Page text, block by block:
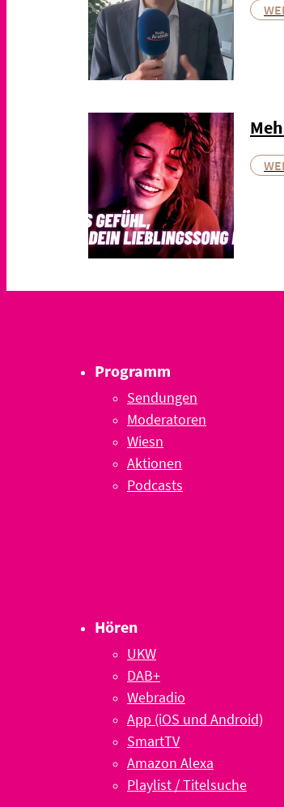
Programm
Sendungen
Moderatoren
Wiesn
Aktionen
Podcasts
Hören
UKW
DAB+
Webradio
App (iOS und Android)
SmartTV
Amazon Alexa
Playlist / Titelsuche